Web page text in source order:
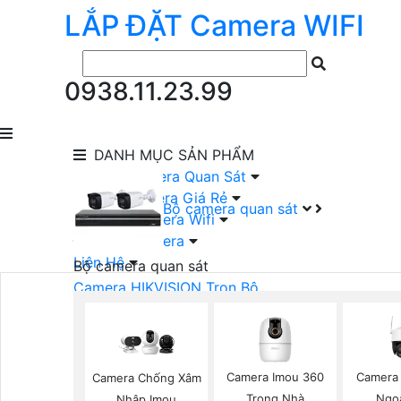
LẮP ĐẶT Camera WIFI
0938.11.23.99
DANH MỤC SẢN PHẨM
Bộ camera quan sát
Bộ camera quan sát
Camera HIKVISION Trọn Bộ
Camera DAHUA Trọn Bộ
Camera giá Rẻ Trọn Bộ
Bộ Camera Nên Dùng
Bộ Camera Có Màu Ban Đêm
lắp Đặt Camera Quan Sát
Lắp Bộ Camera Giá Rẻ
Lắp Đặt Camera Wifi
Đầu Ghi Camera
Liên Hệ
Camera Chống Xâm
Camera Imou 360